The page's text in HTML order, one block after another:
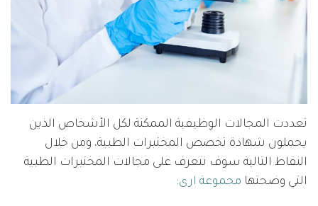
تعددت المجالات الوظيفية الممكنة لكل الأشخاص الذين
يحملون شهادة تخصص المختبرات الطبية، ومن خلال
النقاط التالية سوف نتعرف على مجالات المختبرات الطبية
التي وضحتها مجموعة ارى: